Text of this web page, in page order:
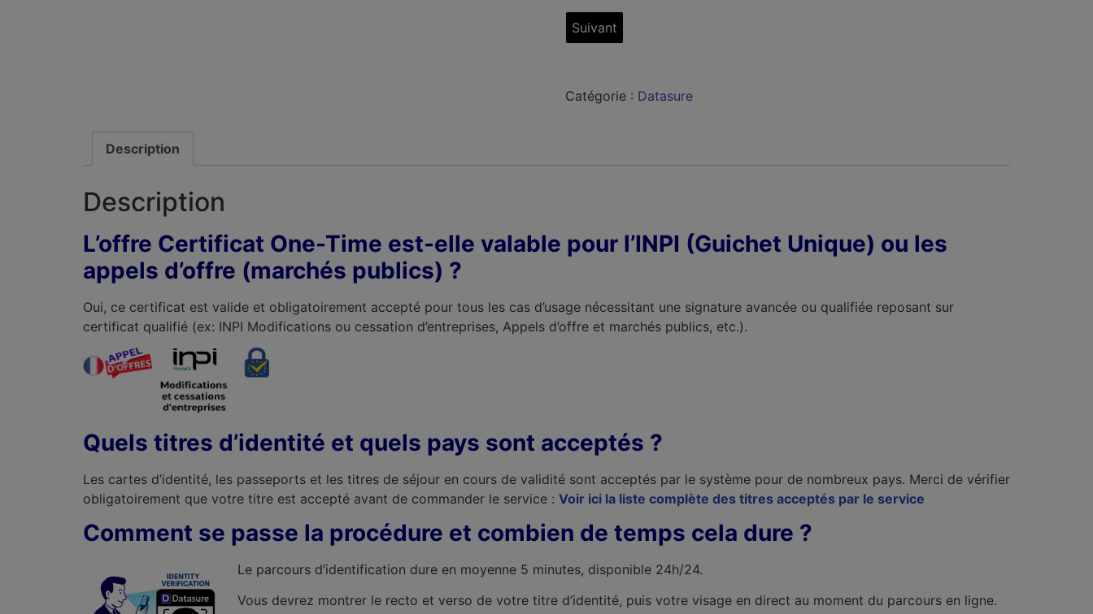
Catégorie : Datasure
Description
Description
L’offre Certificat One-Time est-elle valable pour l’INPI (Guichet Unique) ou les
appels d’offre (marchés publics) ?
Oui, ce certificat est valide et obligatoirement accepté pour tous les cas d’usage nécessitant une signature avancée ou qualifiée reposant sur
certificat qualifié (ex: INPI Modifications ou cessation d’entreprises, Appels d’offre et marchés publics, etc.).
Quels titres d’identité et quels pays sont acceptés ?
Les cartes d’identité, les passeports et les titres de séjour en cours de validité sont acceptés par le système pour de nombreux pays. Merci de vérifier
obligatoirement que votre titre est accepté avant de commander le service : Voir ici la liste complète des titres acceptés par le service
Comment se passe la procédure et combien de temps cela dure ?
Le parcours d’identification dure en moyenne 5 minutes, disponible 24h/24.
Vous devrez montrer le recto et verso de votre titre d’identité, puis votre visage en direct au moment du parcours en ligne.